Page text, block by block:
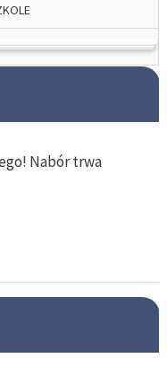
Nabór trwa